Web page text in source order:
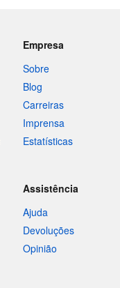
Empresa
Sobre
Blog
Carreiras
Imprensa
Estatísticas
Assistência
Ajuda
Devoluções
Opinião